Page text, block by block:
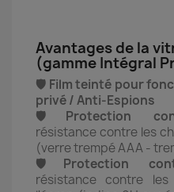
Avantages de la
(gamme Intégral
🛡️ Film teinté pour
privé / Anti-Espions
🛡️Protection
résistance contre les
(verre trempé AAA -
🛡️Protection
résistance contre